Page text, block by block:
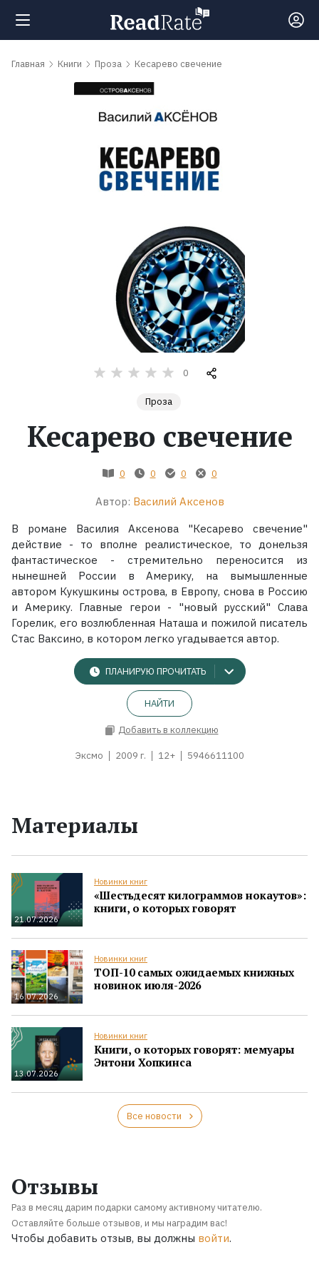
Поиск
Экранизации
Главная Книги Проза Кесарево свечение
0
Проза
Кесарево свечение
0 0 0 0
Автор: Василий Аксенов
В романе Василия Аксенова "Кесарево свечение"
действие - то вполне реалистическое, то донельзя
фантастическое - стремительно переносится из
нынешней России в Америку, на вымышленные
автором Кукушкины острова, в Европу, снова в Россию
и Америку. Главные герои - "новый русский" Слава
Горелик, его возлюбленная Наташа и пожилой писатель
Стас Ваксино, в котором легко угадывается автор.
ПЛАНИРУЮ ПРОЧИТАТЬ
НАЙТИ
Добавить в коллекцию
Эксмо 2009 г. 12+ 5946611100
Материалы
21.07.2026
Новинки книг
«Шестьдесят килограммов нокаутов»:
книги, о которых говорят
16.07.2026
Новинки книг
ТОП-10 самых ожидаемых книжных
новинок июля-2026
13.07.2026
Новинки книг
Книги, о которых говорят: мемуары
Энтони Хопкинса
Все новости
Отзывы
Раз в месяц дарим подарки самому активному читателю.
Оставляйте больше отзывов, и мы наградим вас!
Чтобы добавить отзыв, вы должны войти.